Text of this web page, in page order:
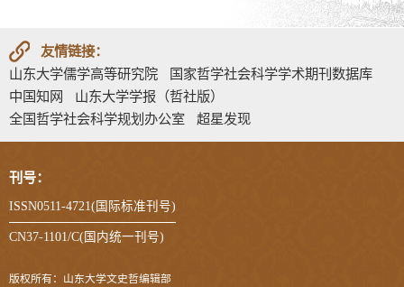
友情链接：
山东大学儒学高等研究院
国家哲学社会科学学术期刊数据库
中国知网
山东大学学报（哲社版）
全国哲学社会科学规划办公室
超星发现
刊号：
ISSN0511-4721(国际标准刊号)
CN37-1101/C(国内统一刊号)
版权所有：山东大学文史哲编辑部